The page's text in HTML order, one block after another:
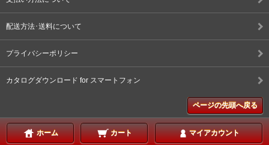
配送方法･送料について
プライバシーポリシー
カタログダウンロード for スマートフォン
ページの先頭へ戻る
ホーム カート マイアカウント